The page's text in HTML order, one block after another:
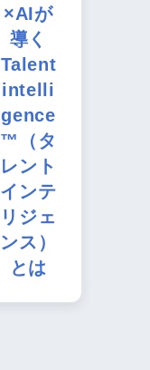
×AIが
導く
Talent
intelli
gence
™（タ
レント
インテ
リジェ
ンス）
とは